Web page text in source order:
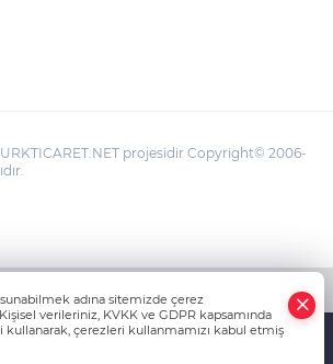
projesidir Copyright© 2006-
adına sitemizde çerez
verileriniz, KVKK ve GDPR kapsamında
kullanarak, çerezleri kullanmamızı kabul etmiş